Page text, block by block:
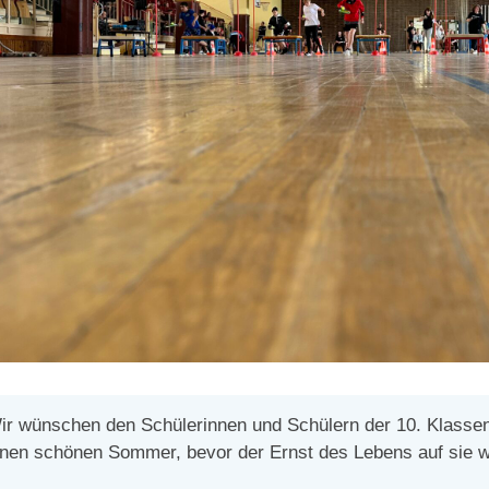
wünschen den Schülerinnen und Schülern der 10.
schönen Sommer, bevor der Ernst des Lebens auf sie